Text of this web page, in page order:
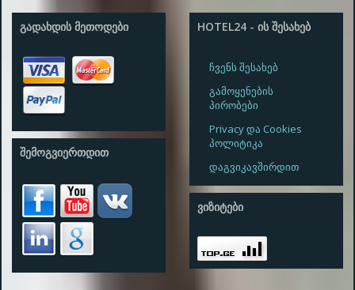
ᲒᲐᲓᲐᲮᲓᲘᲡ ᲛᲔᲗᲝᲓᲔᲑᲘ
ᲨᲔᲛᲝᲒᲕᲘᲔᲠᲗᲓᲘᲗ
HOTEL24 - ᲘᲡ ᲨᲔᲡᲐᲮᲔᲑ
ჩვენს შესახებ
გამოყენების
პირობები
Privacy და Cookies
პოლიტიკა
დაგვიკავშირდით
ᲕᲘᲖᲘᲢᲔᲑᲘ